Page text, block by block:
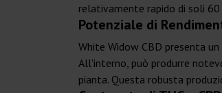
relativamente rapido di soli
Potenziale di
White Widow CBD presenta
All'interno, può produrre
pianta. Questa robusta